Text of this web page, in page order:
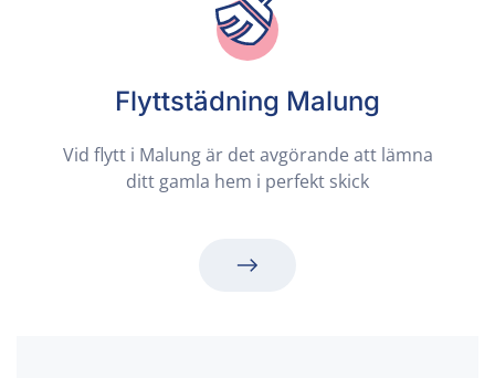
Flyttstädning Malung
Vid flytt i Malung är det avgörande att lämna
ditt gamla hem i perfekt skick